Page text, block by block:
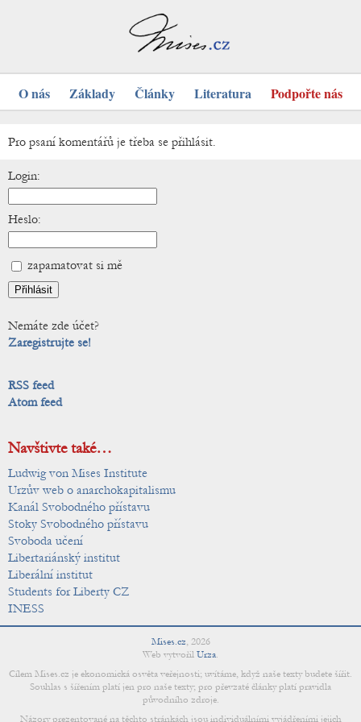
O nás Základy Články Literatura Podpořte nás
Pro psaní komentářů je třeba se přihlásit.
Login:
Heslo:
zapamatovat si mě
Nemáte zde účet?
Zaregistrujte se!
RSS feed
Atom feed
Navštivte také…
Ludwig von Mises Institute
Urzův web o anarchokapitalismu
Kanál Svobodného přístavu
Stoky Svobodného přístavu
Svoboda učení
Libertariánský institut
Liberální institut
Students for Liberty CZ
INESS
Mises.cz, 2026
Web vytvořil Urza.
Cílem Mises.cz je ekonomická osvěta veřejnosti; uvítáme, když naše texty budete šířit.
Souhlas s šířením platí jen pro naše texty; pro převzaté články platí pravidla
původního zdroje.
Názory prezentované na těchto stránkách jsou individuálními vyjádřeními jejich